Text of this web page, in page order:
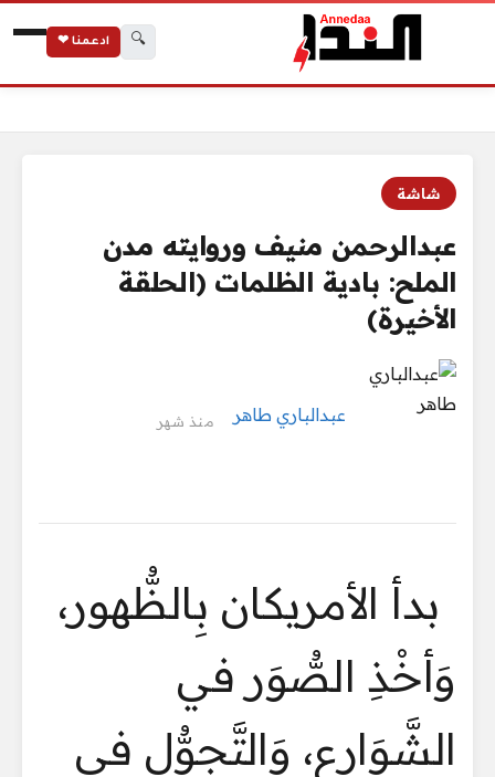
🔍 ادعمنا ❤
شاشة
عبدالرحمن منيف وروايته مدن
الملح: بادية الظلمات (الحلقة
الأخيرة)
عبدالباري طاهر منذ شهر
بدأ الأمريكان بِالظُّهور،
وَأخْذِ الصُّوَر في
الشَّوَارع، وَالتَّجوُّل في